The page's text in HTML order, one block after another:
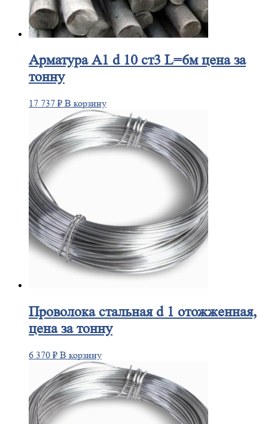
АрматураА1 d 10 ст3 L=6м цена за
тонну
17 737 ₽ В корзину
Проволокастальная d 1 отожженная,
цена за тонну
6 370 ₽ В корзину